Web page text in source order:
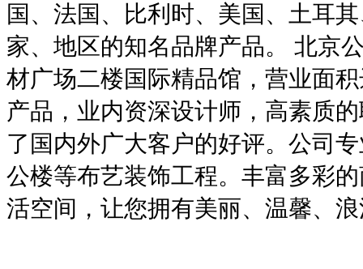
国、法国、比利时、美国、土耳
家、地区的知名品牌产品。 北京
材广场二楼国际精品馆，营业面
产品，业内资深设计师，高素质
了国内外广大客户的好评。公司
公楼等布艺装饰工程。丰富多彩
活空间，让您拥有美丽、温馨、